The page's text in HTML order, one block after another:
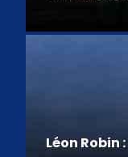
Léon Robin